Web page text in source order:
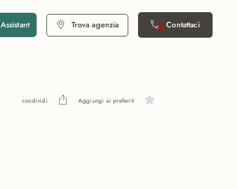
Assistant Trova agenzia Contattaci
condividi Aggiungi ai preferiti